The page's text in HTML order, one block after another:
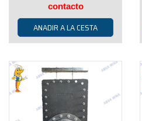
contacto
ANADIR A LA CESTA